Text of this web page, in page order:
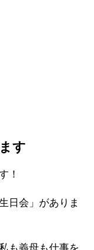
す
！
日会」がありま
も義母も仕事を